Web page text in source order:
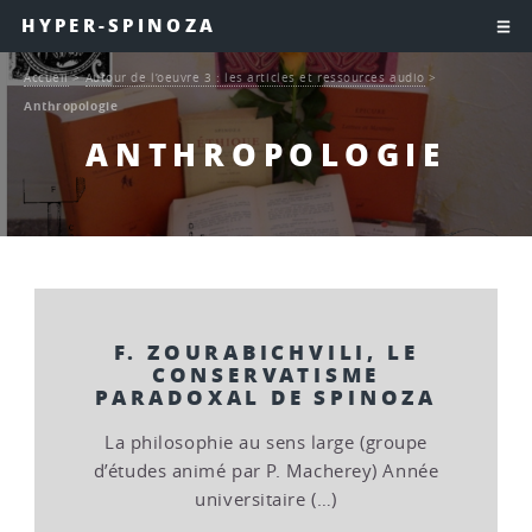
HYPER-SPINOZA
ANTHROPOLOGIE
Accueil>Autour de l’oeuvre 3 : les articles et ressources audio >
Anthropologie
F. ZOURABICHVILI, LE
CONSERVATISME
PARADOXAL DE SPINOZA
La philosophie au sens large (groupe
d’études animé par P. Macherey) Année
universitaire (…)